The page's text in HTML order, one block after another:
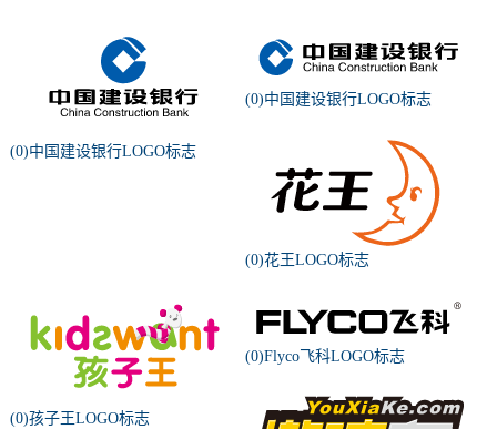
(0)中国建设银行LOGO标志
(0)中国建设银行LOGO标志
(0)花王LOGO标志
(0)孩子王LOGO标志
(0)Flyco飞科LOGO标志